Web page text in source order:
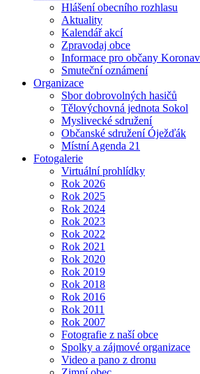
Hlášení obecního rozhlasu
Aktuality
Kalendář akcí
Zpravodaj obce
Informace pro občany
Smuteční oznámení
Organizace
Sbor dobrovolných hasičů
Tělovýchovná jednota Sokol
Myslivecké sdružení
Občanské sdružení Óježďák
Místní Agenda 21
Fotogalerie
Virtuální prohlídky
Rok 2026
Rok 2025
Rok 2024
Rok 2023
Rok 2022
Rok 2021
Rok 2020
Rok 2019
Rok 2018
Rok 2016
Rok 2011
Rok 2007
Fotografie z naší obce
Spolky a zájmové organizace
Video a pano z dronu